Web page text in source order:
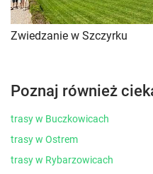
Zwiedzanie w Szczyrku
Poznaj również
trasy w Buczkowicach
trasy w Ostrem
trasy w Rybarzowicach